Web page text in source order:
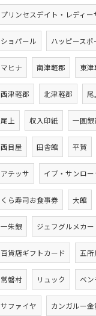
プリンセスデイト・レディー
ショパール ハッピースポ
マヒナ 南津軽郡 東津
西津軽郡 北津軽郡
尾上 収入印紙 一圓銀
西目屋 田舎館 平賀
アテッサ イブ・サンロー
くら寿司お食事券 大館
一朱銀 ジェフグルメカー
百貨店ギフトカード 五
常磐村 リュック ベ
サファイヤ カンガルー金